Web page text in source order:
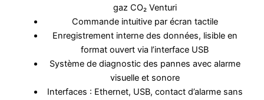
gaz CO₂ Venturi
Commande intuitive par écran tactile
Enregistrement interne des données, lisible en
format ouvert via l’interface USB
Système de diagnostic des pannes avec alarme
visuelle et sonore
Interfaces : Ethernet, USB, contact d’alarme sans